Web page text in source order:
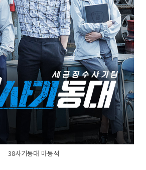
38사기동대 마동석